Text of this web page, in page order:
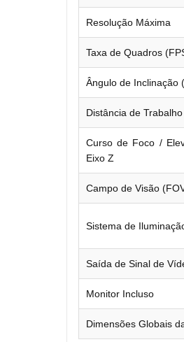
Resolução Máxima
Taxa de Quadros
Ângulo de Inclinação
Distância de Trabalho
Curso de Foco /
Eixo Z
Campo de Visão
Sistema de
Saída de Sinal de
Monitor Incluso
Dimensões Globais